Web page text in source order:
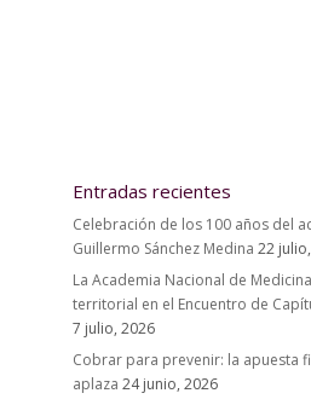
Entradas recientes
Celebración de los 100 años del
Guillermo Sánchez Medina 22
La Academia Nacional de
territorial en el Encuentro de
7 julio, 2026
Cobrar para prevenir: la apuesta
aplaza 24 junio, 2026